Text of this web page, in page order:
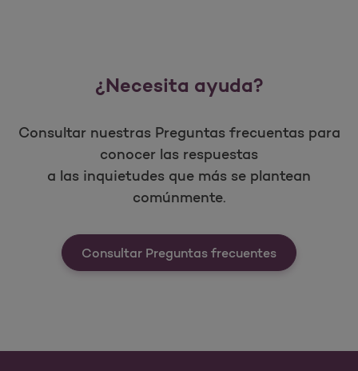
¿Necesita ayuda?
Consultar nuestras Preguntas frecuentas para
conocer las respuestas
a las inquietudes que más se plantean
comúnmente.
Consultar Preguntas frecuentes